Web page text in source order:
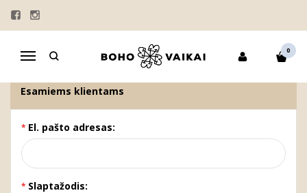
Navigacija
0
KLIENTŲ PRISIJUNGIMAS
Klientų prisijungimas
Esamiems klientams
El. pašto adresas:
Slaptažodis: